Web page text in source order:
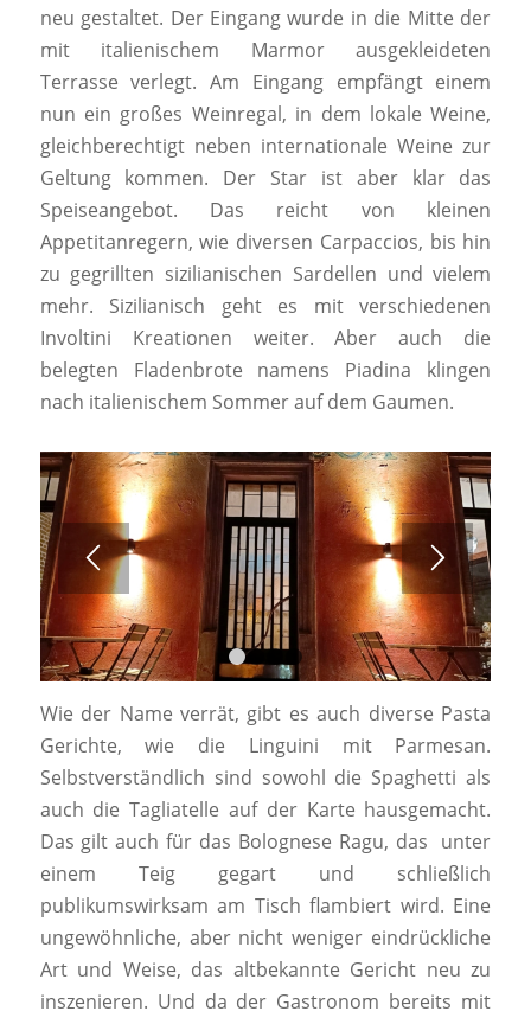
neu gestaltet. Der Eingang wurde in die Mitte der
mit italienischem Marmor ausgekleideten
Terrasse verlegt. Am Eingang empfängt einem
nun ein großes Weinregal, in dem lokale Weine,
gleichberechtigt neben internationale Weine zur
Geltung kommen. Der Star ist aber klar das
Speiseangebot. Das reicht von kleinen
Appetitanregern, wie diversen Carpaccios, bis hin
zu gegrillten sizilianischen Sardellen und vielem
mehr. Sizilianisch geht es mit verschiedenen
Involtini Kreationen weiter. Aber auch die
belegten Fladenbrote namens Piadina klingen
nach italienischem Sommer auf dem Gaumen.
1 2 3 4
Wie der Name verrät, gibt es auch diverse Pasta
Gerichte, wie die Linguini mit Parmesan.
Selbstverständlich sind sowohl die Spaghetti als
auch die Tagliatelle auf der Karte hausgemacht.
Das gilt auch für das Bolognese Ragu, das unter
einem Teig gegart und schließlich
publikumswirksam am Tisch flambiert wird. Eine
ungewöhnliche, aber nicht weniger eindrückliche
Art und Weise, das altbekannte Gericht neu zu
inszenieren. Und da der Gastronom bereits mit